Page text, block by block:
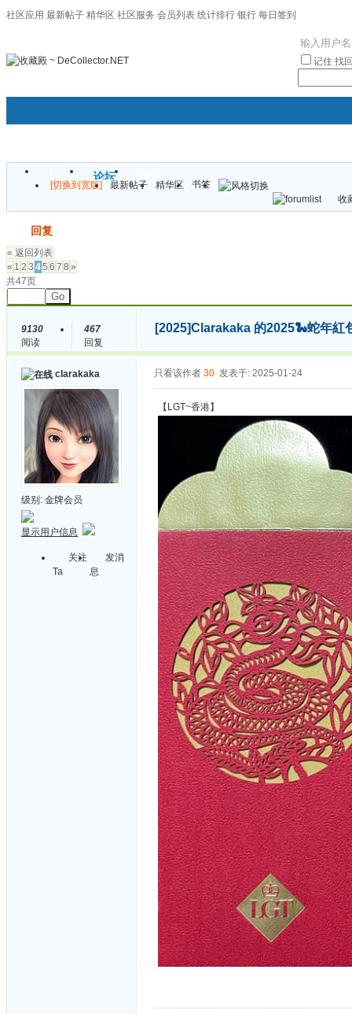
社区应用 最新帖子 精华区 社区服务 会员列表 统计排行 银行 每日签到
记住 找
门户 论坛
[切换到宽版] 最新帖子 精华区
书签
收
回复
« 返回列表
« 1 2 3 45 6 7 8 »
共47页
Go
9130
阅读
467
回复
[2025]Clarakaka 的2025🐍蛇年紅
clarakaka
级别: 金牌会员
显示用户信息
关注
Ta
发消
息
只看该作者 30 发表于: 2025-01-24
【LGT~香港】